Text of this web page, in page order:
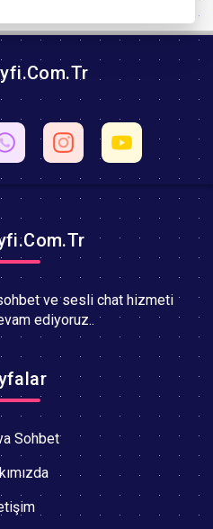
ve sesli chat hizmeti
ediyoruz..
Sohbet